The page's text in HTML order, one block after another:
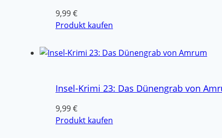
9,99€
Produkt kaufen
Insel-Krimi 23: Das Dünengrab von
9,99€
Produkt kaufen